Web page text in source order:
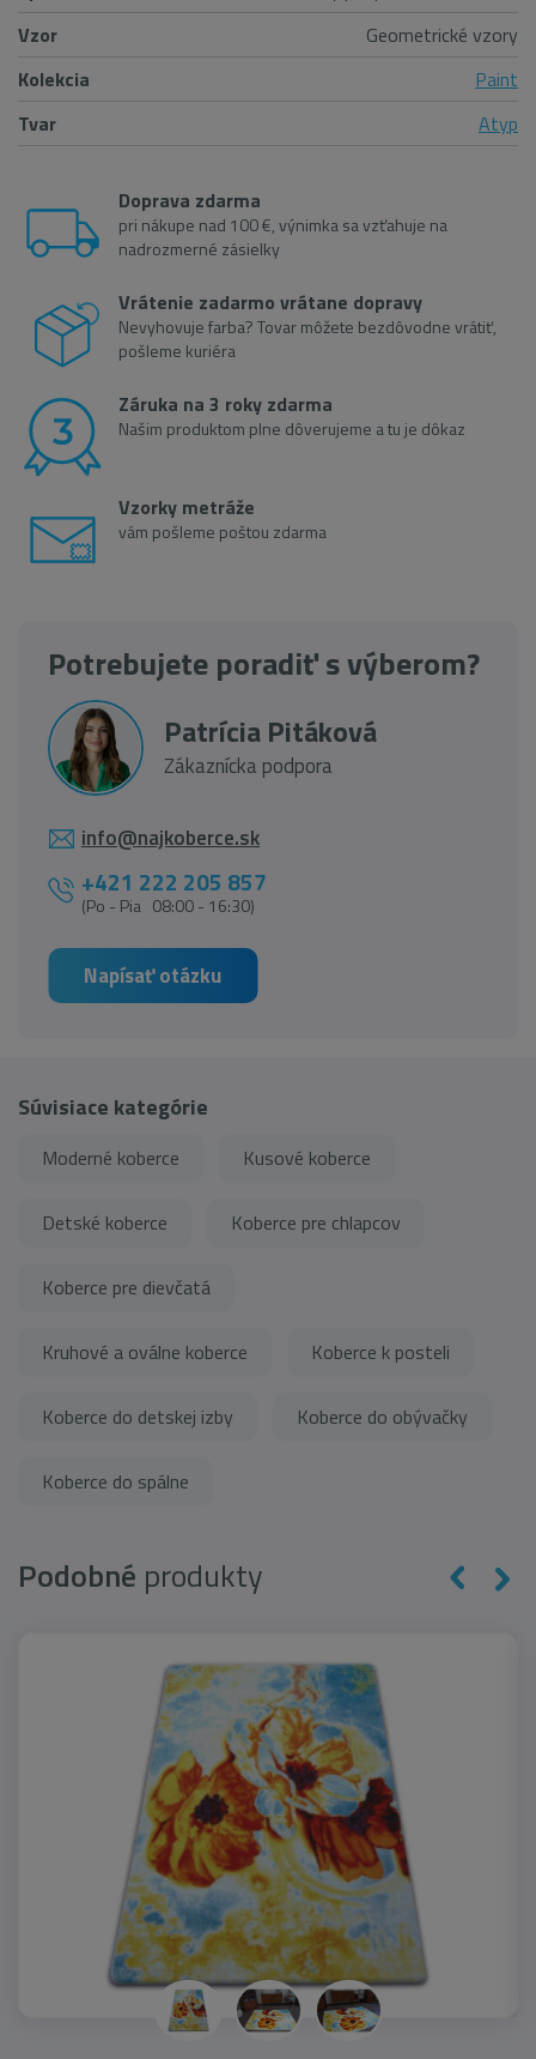
Vzor
Geometrické vzory
Kolekcia
Paint
Tvar
Atyp
Doprava zdarma
pri nákupe nad 100 €, výnimka sa vzťahuje na
nadrozmerné zásielky
Vrátenie zadarmo vrátane dopravy
Nevyhovuje farba? Tovar môžete bezdôvodne vrátiť,
pošleme kuriéra
Záruka na 3 roky zdarma
Našim produktom plne dôverujeme a tu je dôkaz
Vzorky metráže
vám pošleme poštou zdarma
Potrebujete poradiť s výberom?
Patrícia Pitáková
Zákaznícka podpora
info@najkoberce.sk
+421 222 205 857
(Po - Pia 08:00 - 16:30)
Napísať otázku
Súvisiace kategórie
Moderné koberce Kusové koberce
Detské koberce Koberce pre chlapcov
Koberce pre dievčatá
Kruhové a oválne koberce Koberce k posteli
Koberce do detskej izby Koberce do obývačky
Koberce do spálne
Podobné produkty